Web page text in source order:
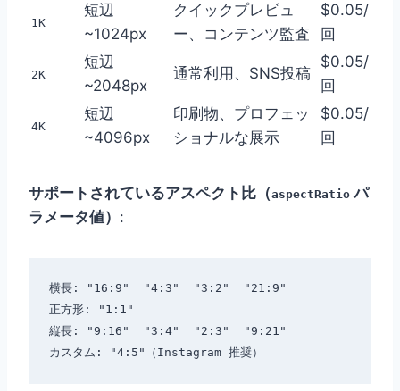
1K
短辺
~1024px
クイックプレビュ
ー、コンテンツ監査
$0.05/
回
2K
短辺
~2048px
通常利用、SNS投稿
$0.05/
回
4K
短辺
~4096px
印刷物、プロフェッ
ショナルな展示
$0.05/
回
サポートされているアスペクト比（aspectRatio パ
ラメータ値） :
横長: "16:9"  "4:3"  "3:2"  "21:9"
正方形: "1:1"
縦長: "9:16"  "3:4"  "2:3"  "9:21"